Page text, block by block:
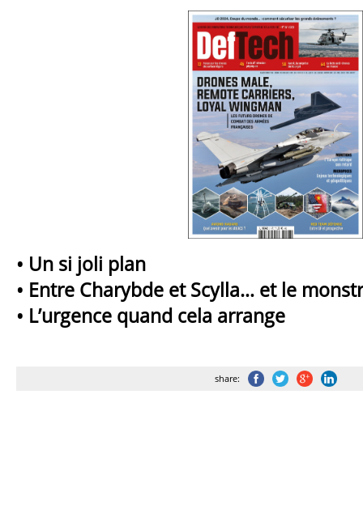
• Un si joli plan
• Entre Charybde et Scylla… et le
• L’urgence quand cela arrange
share: